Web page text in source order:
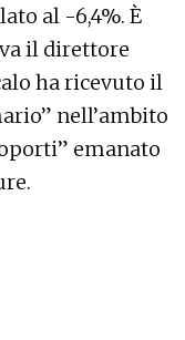
al -6,4%. È
il direttore
ha ricevuto il
nell’ambito
emanato